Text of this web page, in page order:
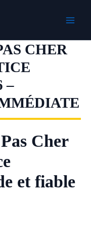
CHER
–
Cher
et fiable